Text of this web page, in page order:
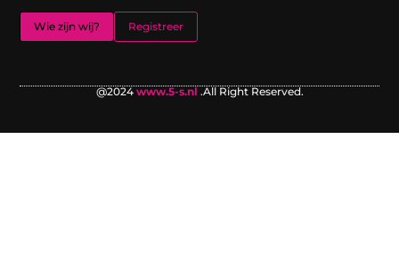
Wie zijn wij? Registreer
@2024www.5-s.nl .All Right Reserved.